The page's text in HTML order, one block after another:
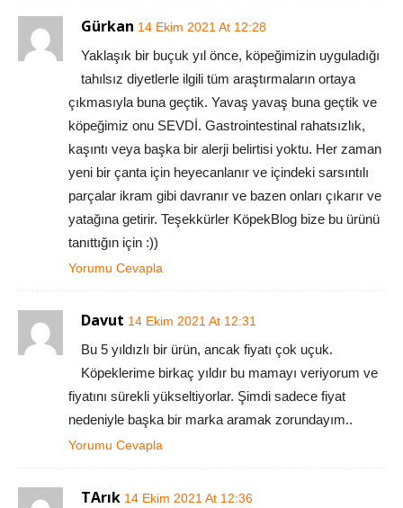
Gürkan 14 Ekim 2021 At 12:28
Yaklaşık bir buçuk yıl önce, köpeğimizin uyguladığı
tahılsız diyetlerle ilgili tüm araştırmaların ortaya
çıkmasıyla buna geçtik. Yavaş yavaş buna geçtik ve
köpeğimiz onu SEVDİ. Gastrointestinal rahatsızlık,
kaşıntı veya başka bir alerji belirtisi yoktu. Her zaman
yeni bir çanta için heyecanlanır ve içindeki sarsıntılı
parçalar ikram gibi davranır ve bazen onları çıkarır ve
yatağına getirir. Teşekkürler KöpekBlog bize bu ürünü
tanıttığın için :))
Yorumu Cevapla
Davut 14 Ekim 2021 At 12:31
Bu 5 yıldızlı bir ürün, ancak fiyatı çok uçuk.
Köpeklerime birkaç yıldır bu mamayı veriyorum ve
fiyatını sürekli yükseltiyorlar. Şimdi sadece fiyat
nedeniyle başka bir marka aramak zorundayım..
Yorumu Cevapla
TArık 14 Ekim 2021 At 12:36